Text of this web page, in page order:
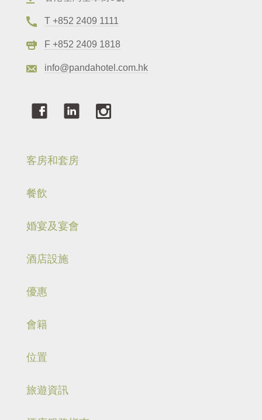
T +852 2409 1111
F +852 2409 1818
info@pandahotel.com.hk
客房和套房
餐飲
婚宴及宴會
酒店設施
優惠
會籍
位置
旅遊資訊